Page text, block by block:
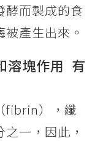
酵而製成的食
產生出來。
溶塊作用 有
fibrin），纖
一，因此，